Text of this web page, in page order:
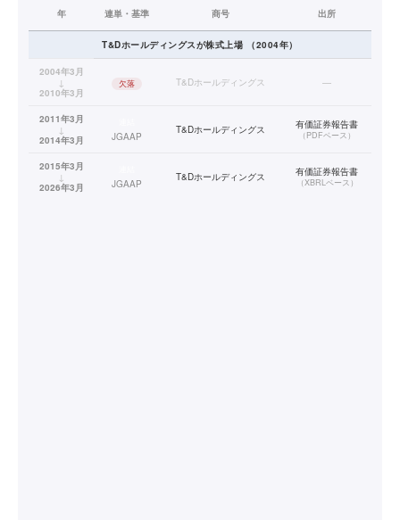
年 連単・基準 商号 出所
T&Dホールディングスが株式上場 （2004年）
2004年3月
↓
2010年3月
欠落 T&Dホールディングス —
2011年3月
↓
2014年3月
JGAAP
T&Dホールディングス 有価証券報告書
（PDFベース）
2015年3月
↓
2026年3月
JGAAP
T&Dホールディングス 有価証券報告書
（XBRLベース）